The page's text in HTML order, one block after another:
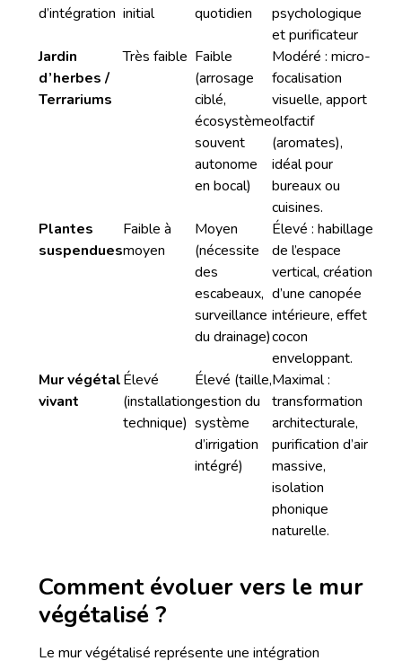
d’intégration initial
quotidien
psychologique
et purificateur
Jardin
d’herbes /
Terrariums
Très faible Faible
(arrosage
ciblé,
écosystème
souvent
autonome
en bocal)
Modéré : micro-
focalisation
visuelle, apport
olfactif
(aromates),
idéal pour
bureaux ou
cuisines.
Plantes
suspendues
Faible à
moyen
Moyen
(nécessite
des
escabeaux,
surveillance
du drainage)
Élevé : habillage
de l’espace
vertical, création
d’une canopée
intérieure, effet
cocon
enveloppant.
Mur végétal
vivant
Élevé
(installation
technique)
Élevé (taille,
gestion du
système
d’irrigation
intégré)
Maximal :
transformation
architecturale,
purification d’air
massive,
isolation
phonique
naturelle.
Comment évoluer vers le mur
végétalisé ?
Le mur végétalisé représente une intégration